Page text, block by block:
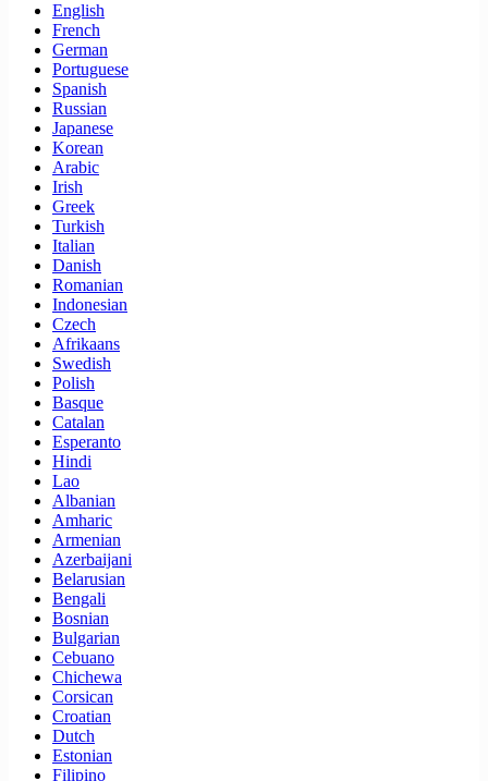
English
French
German
Portuguese
Spanish
Russian
Japanese
Korean
Arabic
Irish
Greek
Turkish
Italian
Danish
Romanian
Indonesian
Czech
Afrikaans
Swedish
Polish
Basque
Catalan
Esperanto
Hindi
Lao
Albanian
Amharic
Armenian
Azerbaijani
Belarusian
Bengali
Bosnian
Bulgarian
Cebuano
Chichewa
Corsican
Croatian
Dutch
Estonian
Filipino